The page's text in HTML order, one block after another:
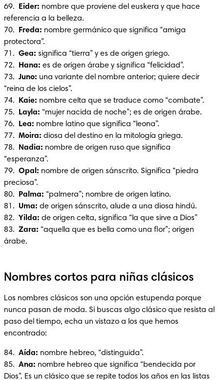
69.
Eider: nombre que proviene del euskera y que hace
referencia a la belleza.
70.
Freda: nombre germánico que significa “amiga
protectora”.
71. Gea: significa “tierra” y es de origen griego.
72.
Hana: es de origen árabe y significa “felicidad”.
73. Juno: una variante del nombre anterior; quiere decir
“reina de los cielos”.
74.
Kaie: nombre celta que se traduce como “combate”.
75.
Layla: “mujer nacida de noche”; es de origen árabe.
76.
Lea: nombre latino que significa “leona”.
77. Moira: diosa del destino en la mitología griega.
78.
Nadia: nombre de origen ruso que significa
“esperanza”.
79. Opal: nombre de origen sánscrito. Significa “piedra
preciosa”.
80.
Palma: “palmera”; nombre de origen latino.
81.
Uma: de origen sánscrito, alude a una diosa hindú.
82. Yilda: de origen celta, significa “la que sirve a Dios”
83. Zara: “aquella que es bella como una flor”; origen
árabe.
Nombres cortos para niñas clásicos
Los nombres clásicos son una opción estupenda porque
nunca pasan de moda. Si buscas algo clásico que resista al
paso del tiempo, echa un vistazo a los que hemos
encontrado:
84. Aída: nombre hebreo, “distinguida”.
85. Ana: nombre hebreo que significa “bendecida por
Dios”. Es un clásico que se repite todos los años en las listas